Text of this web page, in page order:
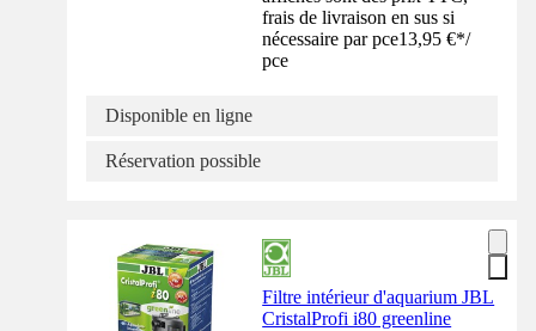
frais de livraison en sus si
nécessaire par pce13,95 €*/
pce
Disponible en ligne
Réservation possible
Filtre intérieur d'aquarium JBL
CristalProfi i80 greenline